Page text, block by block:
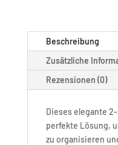
Beschreibung
Zusätzliche
Rezensionen (0)
Dieses elegante
perfekte Lösung,
zu organisieren